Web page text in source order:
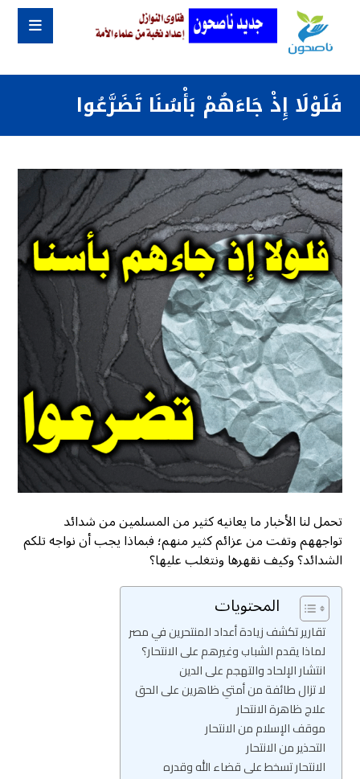
فَلَوْلَا إِذْ جَاءَهُمْ بَأْسُنَا تَضَرَّعُوا
تحمل لنا الأخبار ما يعانيه كثير من المسلمين من شدائد
تواجههم وتفت من عزائم كثير منهم؛ فبماذا يجب أن نواجه تلكم
الشدائد؟ وكيف نقهرها ونتغلب عليها؟
المحتويات
تقارير تكشف زيادة أعداد المنتحرين في مصر
لماذا يقدم الشباب وغيرهم على الانتحار؟
انتشار الإلحاد والتهجم على الدين
لا تزال طائفة من أمتي ظاهرين على الحق
علاج ظاهرة الانتحار
موقف الإسلام من الانتحار
التحذير من الانتحار
الانتحار تسخط على قضاء الله وقدره